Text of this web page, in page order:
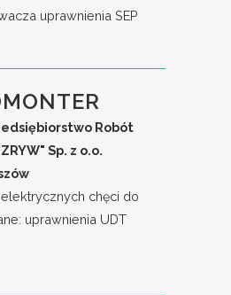
uprawnienia SEP
Robót
Sp. z o.o.
chęci do
uprawnienia UDT